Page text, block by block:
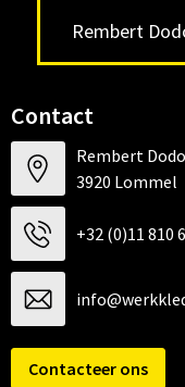
Rembert
Contact
Rembert
3920 Lommel
+32 (0)11 810
Contacteer ons